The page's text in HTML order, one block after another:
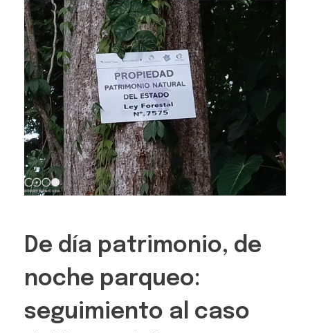
De día patrimonio, de
noche parqueo:
seguimiento al caso